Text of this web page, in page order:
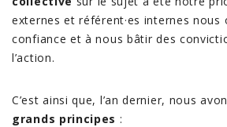
externes et référent·es internes nous
confiance et à nous bâtir des
l’action.
C’est ainsi que, l’an dernier, nous
grands principes :